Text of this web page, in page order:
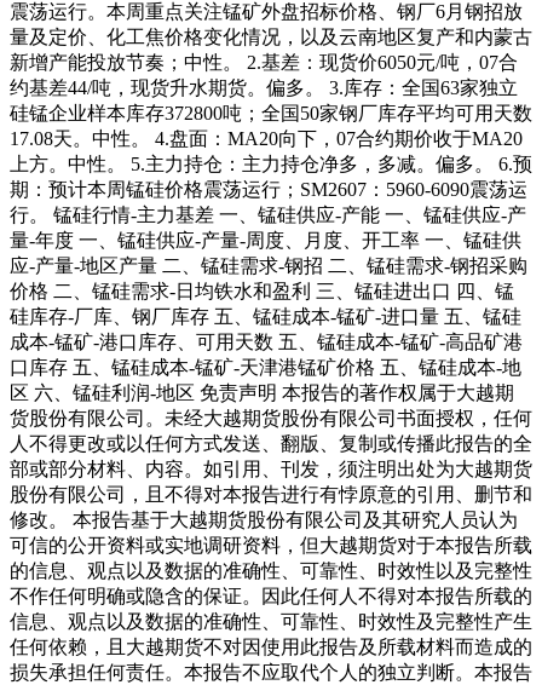
震荡运行。本周重点关注锰矿外盘招标价格、钢厂6月钢招放
量及定价、化工焦价格变化情况，以及云南地区复产和内蒙古
新增产能投放节奏；中性。 2.基差：现货价6050元/吨，07合
约基差44/吨，现货升水期货。偏多。 3.库存：全国63家独立
硅锰企业样本库存372800吨；全国50家钢厂库存平均可用天数
17.08天。中性。 4.盘面：MA20向下，07合约期价收于MA20
上方。中性。 5.主力持仓：主力持仓净多，多减。偏多。 6.预
期：预计本周锰硅价格震荡运行；SM2607：5960-6090震荡运
行。 锰硅行情-主力基差 一、锰硅供应-产能 一、锰硅供应-产
量-年度 一、锰硅供应-产量-周度、月度、开工率 一、锰硅供
应-产量-地区产量 二、锰硅需求-钢招 二、锰硅需求-钢招采购
价格 二、锰硅需求-日均铁水和盈利 三、锰硅进出口 四、锰
硅库存-厂库、钢厂库存 五、锰硅成本-锰矿-进口量 五、锰硅
成本-锰矿-港口库存、可用天数 五、锰硅成本-锰矿-高品矿港
口库存 五、锰硅成本-锰矿-天津港锰矿价格 五、锰硅成本-地
区 六、锰硅利润-地区 免责声明 本报告的著作权属于大越期
货股份有限公司。未经大越期货股份有限公司书面授权，任何
人不得更改或以任何方式发送、翻版、复制或传播此报告的全
部或部分材料、内容。如引用、刊发，须注明出处为大越期货
股份有限公司，且不得对本报告进行有悖原意的引用、删节和
修改。 本报告基于大越期货股份有限公司及其研究人员认为
可信的公开资料或实地调研资料，但大越期货对于本报告所载
的信息、观点以及数据的准确性、可靠性、时效性以及完整性
不作任何明确或隐含的保证。因此任何人不得对本报告所载的
信息、观点以及数据的准确性、可靠性、时效性及完整性产生
任何依赖，且大越期货不对因使用此报告及所载材料而造成的
损失承担任何责任。本报告不应取代个人的独立判断。本报告